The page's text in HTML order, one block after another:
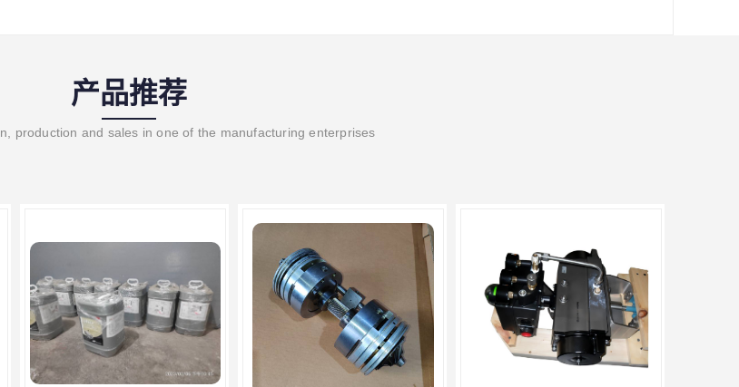
产品推荐
production and sales in one of the manufacturing enterprises